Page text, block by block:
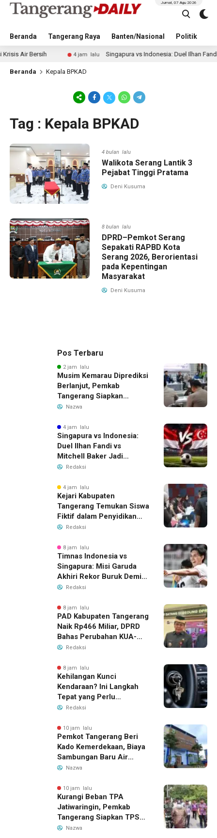
Beranda Tangerang Raya Banten/Nasional Politik
Jumat, 07 Agu 2026
Bersih 4 jam lalu Singapura vs Indonesia: Duel Ilhan Fandi vs
Beranda Kepala BPKAD
Tag : Kepala BPKAD
4 bulan lalu
Walikota Serang Lantik 3
Pejabat Tinggi Pratama
Deni Kusuma
8 bulan lalu
DPRD–Pemkot Serang
Sepakati RAPBD Kota
Serang 2026, Berorientasi
pada Kepentingan
Masyarakat
Deni Kusuma
Pos Terbaru
2 jam lalu
Musim Kemarau Diprediksi
Berlanjut, Pemkab
Tangerang Siapkan
Langkah Antisipasi Krisis
Nazwa
4 jam lalu
Singapura vs Indonesia:
Duel Ilhan Fandi vs
Mitchell Baker Jadi
Sorotan di Piala AFF 2026
Redaksi
4 jam lalu
Kejari Kabupaten
Tangerang Temukan Siswa
Fiktif dalam Penyidikan
Dana BOP PKBM
Redaksi
8 jam lalu
Timnas Indonesia vs
Singapura: Misi Garuda
Akhiri Rekor Buruk Demi
Tiket Semifinal Piala AFF
Redaksi
8 jam lalu
PAD Kabupaten Tangerang
Naik Rp466 Miliar, DPRD
Bahas Perubahan KUA-
PPAS 2026
Redaksi
8 jam lalu
Kehilangan Kunci
Kendaraan? Ini Langkah
Tepat yang Perlu
Dilakukan
Redaksi
10 jam lalu
Pemkot Tangerang Beri
Kado Kemerdekaan, Biaya
Sambungan Baru Air
Bersih Dipangkas Jadi
Nazwa
10 jam lalu
Kurangi Beban TPA
Jatiwaringin, Pemkab
Tangerang Siapkan TPS3R
Baru di Tigaraksa
Nazwa